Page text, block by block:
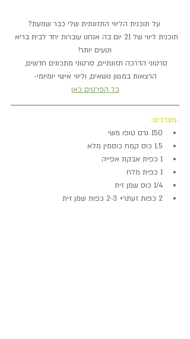
על תוכנית הליווי התזונתית שלי כבר שמעת?
תוכנית ליווי של 21 יום בה אנחנו עוברות יחד לבית בריא
וטעים יותר!
סרטוני הדרכה תזונתיים, סרטוני מתכונים חדשים,
הרצאות במגוון נושאים, וליווי אישי יומיומי-
כל הפרטים כאן
-מצרכים-
150 גרם טופו משי
1.5 כוס קמח כוסמין מלא
1 כפית אבקת אפייה
1 כפית מלח
1/4 כוס שמן זית
2 כפות זעתר+ 2-3 כפות שמן זית